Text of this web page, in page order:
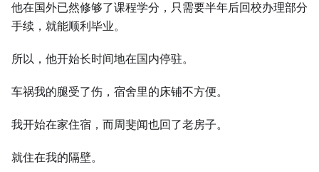
他在国外已然修够了课程学分，只需要半年后回校办理部分
手续，就能顺利毕业。
所以，他开始长时间地在国内停驻。
车祸我的腿受了伤，宿舍里的床铺不方便。
我开始在家住宿，而周斐闻也回了老房子。
就住在我的隔壁。